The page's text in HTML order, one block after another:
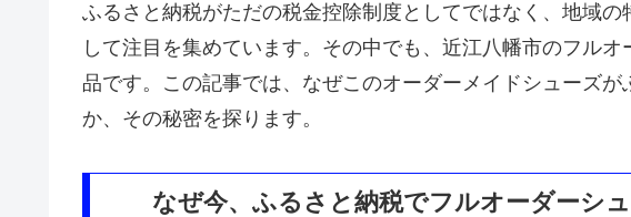
ふるさと納税がただの税金控除制度としてではなく、地域
して注目を集めています。その中でも、近江八幡市のフル
品です。この記事では、なぜこのオーダーメイドシューズ
か、その秘密を探ります。
なぜ今、ふるさと納税でフルオーダーシ